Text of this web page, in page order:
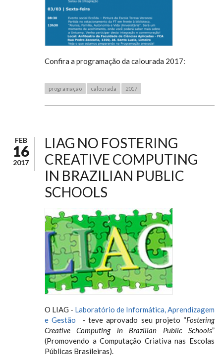
Confira a programação da calourada 2017:
programação calourada 2017
FEB
16
2017
LIAG NO FOSTERING
CREATIVE COMPUTING
IN BRAZILIAN PUBLIC
SCHOOLS
O LIAG - Laboratório de Informática, Aprendizagem
e Gestão - teve aprovado seu projeto “Fostering
Creative Computing in Brazilian Public Schools”
(Promovendo a Computação Criativa nas Escolas
Públicas Brasileiras).